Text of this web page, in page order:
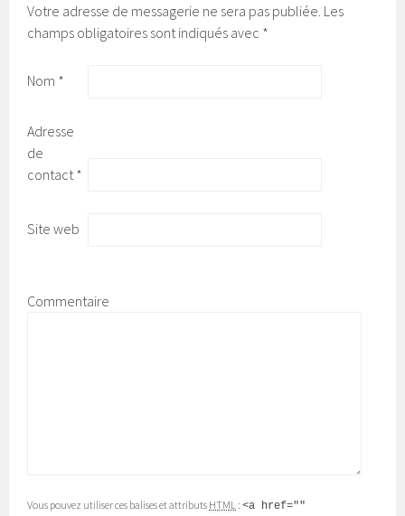
Votre adresse de messagerie ne sera pas publiée. Les
champs obligatoires sont indiqués avec *
Nom *
Adresse
de
contact *
Site web
Commentaire
Vous pouvez utiliser ces balises et attributs HTML :<a href=""